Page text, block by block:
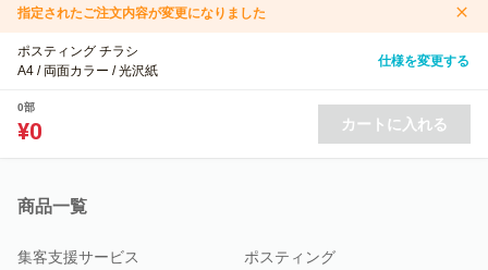
指定されたご注文内容が変更になりました
ポスティング チラシ
A4 / 両面カラー / 光沢紙
仕様を変更する
0部
¥0 カートに入れる
商品一覧
集客支援サービス
ポスティング